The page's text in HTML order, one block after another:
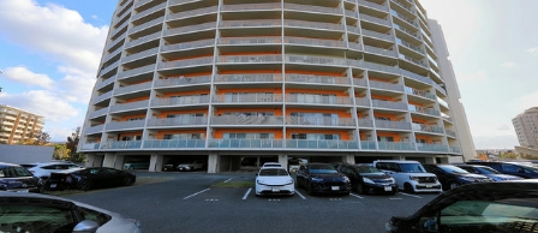
区から探す
人気エリアから探す